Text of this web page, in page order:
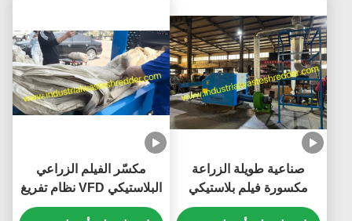
صناعية طويلة الزراعة
مكسورة فيلم بلاستيكي
500kg في الساعة معتمدة
مكسّر الفيلم الزراعي
البلاستيكي VFD نظام تفريغ
مدفّق المحرك،HDPE OPP